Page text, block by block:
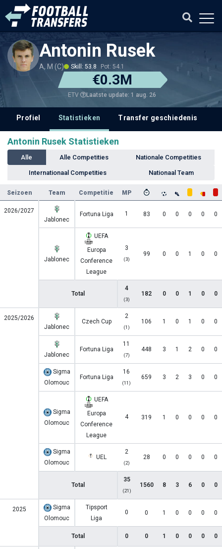
Antonin Rusek
A, M (C) Skill: 53.8 Pot: 54.1
€0.3M
ETV Laatste update: 1 aug. 26
Profiel Statistieken Transfer geschiedenis
Antonin Rusek Statistieken
Alle Alle Competities Nationale Competities
Internationaal Competities Nationaal Team
Seizoen Team Competitie MP
2026/2027
Jablonec
Fortuna Liga 1 83 0 0 0 0 0
Jablonec
UEFA
Europa
Conference
League
3
(3)
99 0 0 1 0 0
Total
4
(3)
182 0 0 1 0 0
2025/2026
Jablonec
Czech Cup
2
(1)
106 1 0 1 0 0
Jablonec
Fortuna Liga
11
(7)
448 3 1 2 0 0
Sigma
Olomouc
Fortuna Liga
16
(11)
659 3 2 3 0 0
Sigma
Olomouc
UEFA
Europa
Conference
League
4 319 1 0 0 0 0
Sigma
Olomouc
UEL
2
(2)
28 0 0 0 0 0
Total
35
(21)
1560 8 3 6 0 0
2025
Sigma
Olomouc
Tipsport
Liga
0 0 1 0 0 0 0
Total 0 0 1 0 0 0 0